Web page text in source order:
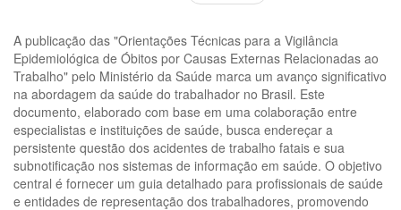
A publicação das "Orientações Técnicas para a Vigilância
Epidemiológica de Óbitos por Causas Externas Relacionadas ao
Trabalho" pelo Ministério da Saúde marca um avanço significativo
na abordagem da saúde do trabalhador no Brasil. Este
documento, elaborado com base em uma colaboração entre
especialistas e instituições de saúde, busca endereçar a
persistente questão dos acidentes de trabalho fatais e sua
subnotificação nos sistemas de informação em saúde. O objetivo
central é fornecer um guia detalhado para profissionais de saúde
e entidades de representação dos trabalhadores, promovendo